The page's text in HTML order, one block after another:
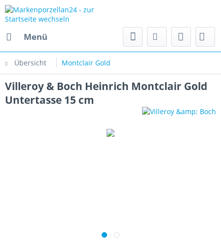
Menü
Übersicht Montclair Gold
Villeroy & Boch Heinrich Montclair Gold
Untertasse 15 cm